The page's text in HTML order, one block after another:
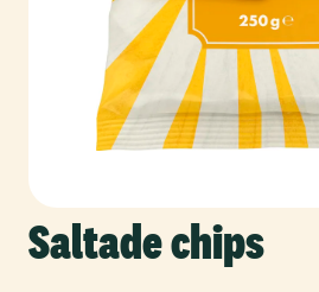
Saltade chips